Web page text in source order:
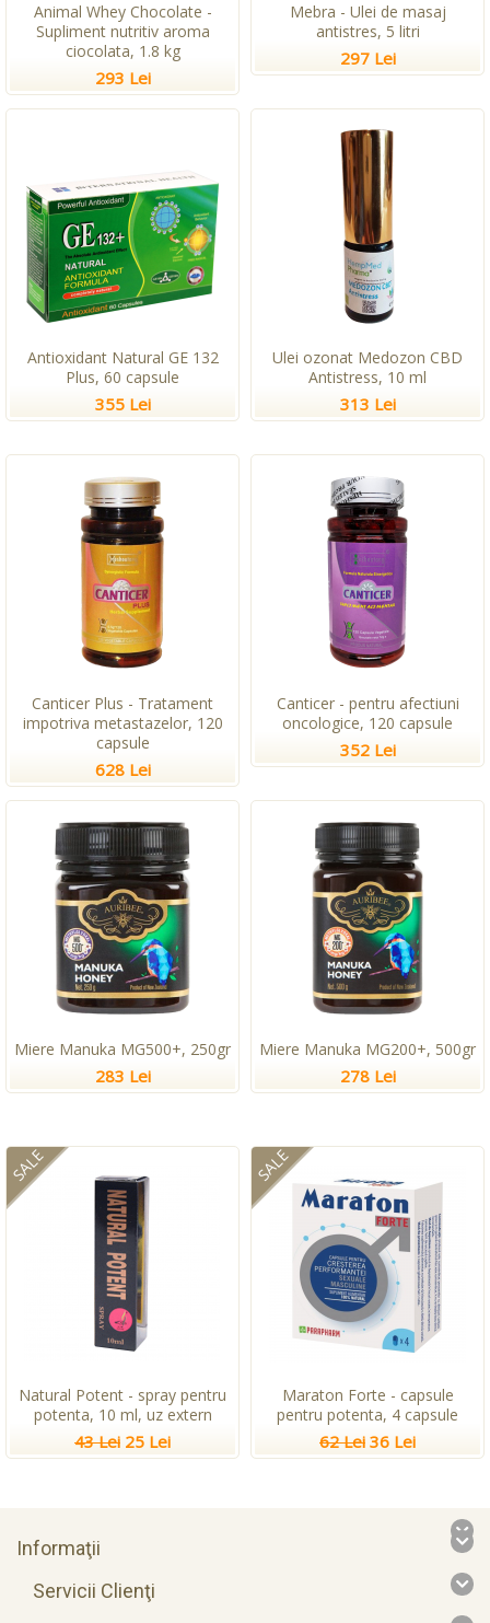
Animal Whey Chocolate -
Supliment nutritiv aroma
ciocolata, 1.8 kg
293 Lei
Mebra - Ulei de masaj
antistres, 5 litri
297 Lei
Antioxidant Natural GE 132
Plus, 60 capsule
355 Lei
Ulei ozonat Medozon CBD
Antistress, 10 ml
313 Lei
Canticer Plus - Tratament
impotriva metastazelor, 120
capsule
628 Lei
Canticer - pentru afectiuni
oncologice, 120 capsule
352 Lei
Miere Manuka MG500+, 250gr
283 Lei
Miere Manuka MG200+, 500gr
278 Lei
SALE
Natural Potent - spray pentru
potenta, 10 ml, uz extern
43 Lei 25 Lei
SALE
Maraton Forte - capsule
pentru potenta, 4 capsule
62 Lei 36 Lei
Informaţii
Servicii Clienţi